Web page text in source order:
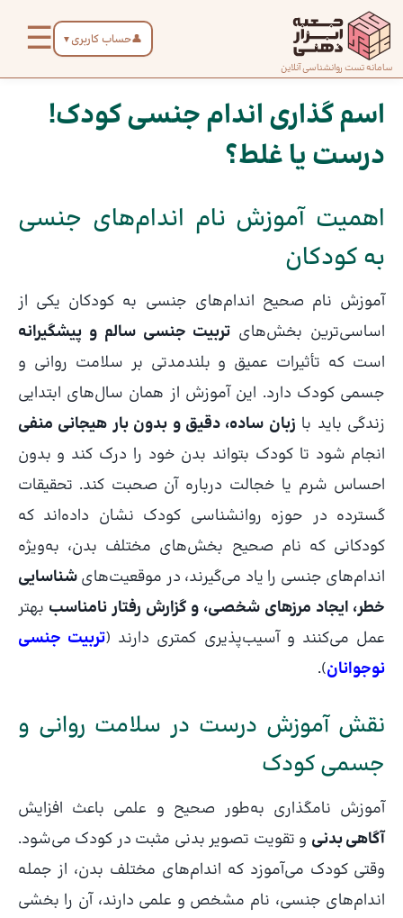
محتوا
سامانه تست روانشناسی آنلاین
👤حساب کاربری ▼
☰
صفحه
اصلی
درباره
تماس
با ما
دسته‌بندی
تست‌ها
اسم گذاری اندام ­جنسی کودک!
درست یا غلط؟
اهمیت آموزش نام اندام‌های جنسی
به کودکان
آموزش نام صحیح اندام‌های جنسی به کودکان یکی از
اساسی‌ترین بخش‌های تربیت جنسی سالم و پیشگیرانه
است که تأثیرات عمیق و بلندمدتی بر سلامت روانی و
جسمی کودک دارد. این آموزش از همان سال‌های ابتدایی
زندگی باید با زبان ساده، دقیق و بدون بار هیجانی منفی
انجام شود تا کودک بتواند بدن خود را درک کند و بدون
احساس شرم یا خجالت درباره آن صحبت کند. تحقیقات
گسترده در حوزه روانشناسی کودک نشان داده‌اند که
کودکانی که نام صحیح بخش‌های مختلف بدن، به‌ویژه
اندام‌های جنسی را یاد می‌گیرند، در موقعیت‌هایشناسایی
خطر، ایجاد مرزهای شخصی، و گزارش رفتار نامناسب بهتر
عمل می‌کنند و آسیب‌پذیری کمتری دارند (تربیت جنسی
نوجوانان).
نقش آموزش درست در سلامت روانی و
جسمی کودک
آموزش نامگذاری به‌طور صحیح و علمی باعث افزایش
آگاهی بدنی و تقویت تصویر بدنی مثبت در کودک می‌شود.
وقتی کودک می‌آموزد که اندام‌های مختلف بدن، از جمله
اندام‌های جنسی، نام مشخص و علمی دارند، آن را بخشی
پیمایش
نوشته